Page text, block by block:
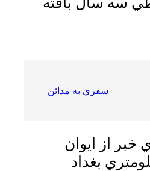
سفري به مدائن
از ايوان